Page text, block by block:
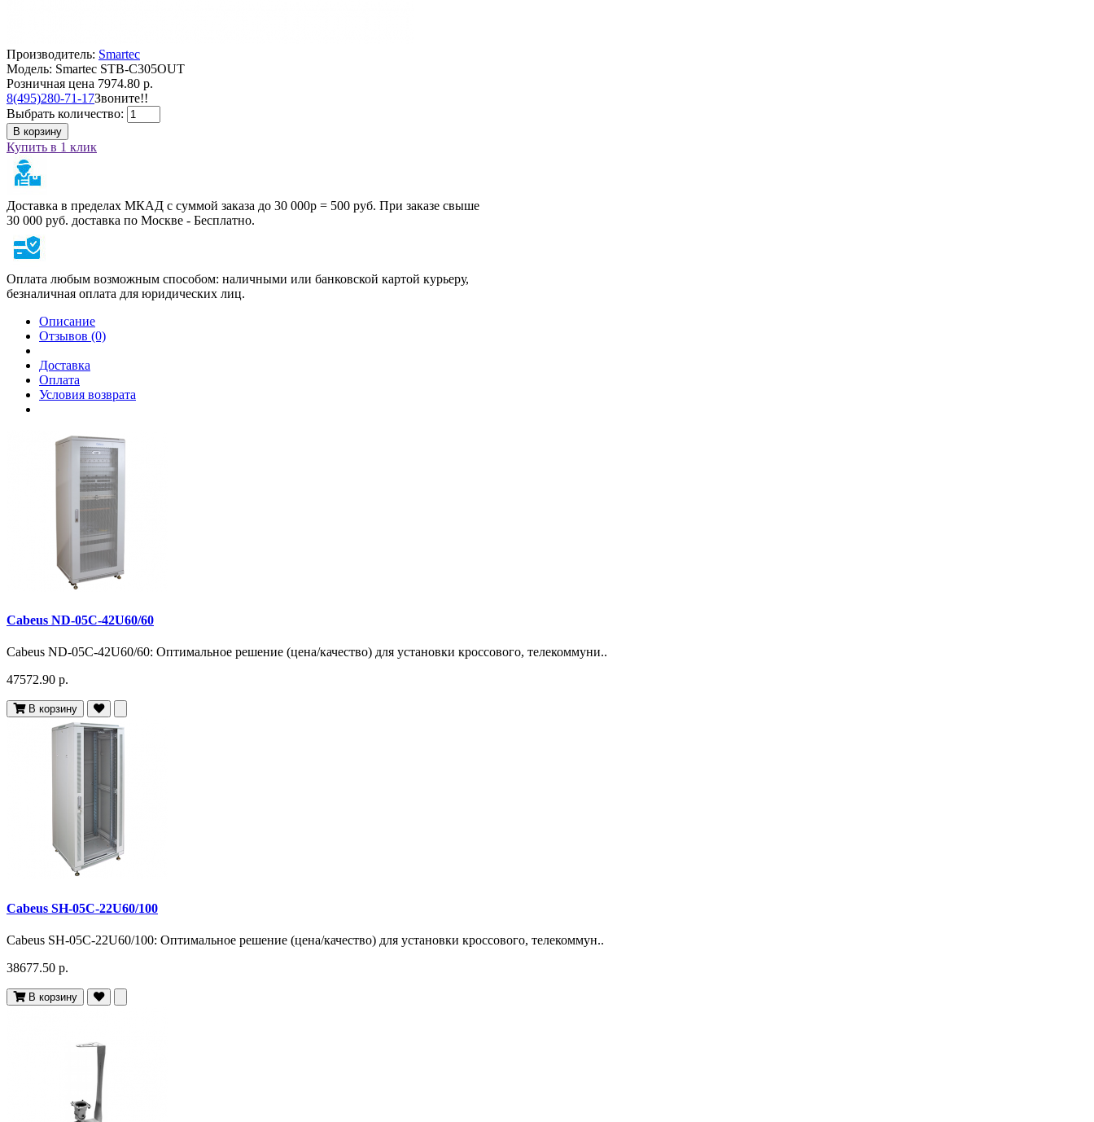
Производитель: Smartec
Модель: Smartec STB-C305OUT
Розничная цена 7974.80 р.
8(495)280-71-17Звоните!!
Выбрать количество:
В корзину
Купить в 1 клик
Доставка в пределах МКАД с суммой заказа до 30 000р = 500 руб. При заказе свыше
30 000 руб. доставка по Москве - Бесплатно.
Оплата любым возможным способом: наличными или банковской картой курьеру,
безналичная оплата для юридических лиц.
Описание
Отзывов (0)
Доставка
Оплата
Условия возврата
Cabeus ND-05C-42U60/60
Cabeus ND-05C-42U60/60: Оптимальное решение (цена/качество) для установки кроссового, телекоммуни..
47572.90 р.
В корзину
Cabeus SH-05C-22U60/100
Cabeus SH-05C-22U60/100: Оптимальное решение (цена/качество) для установки кроссового, телекоммун..
38677.50 р.
В корзину